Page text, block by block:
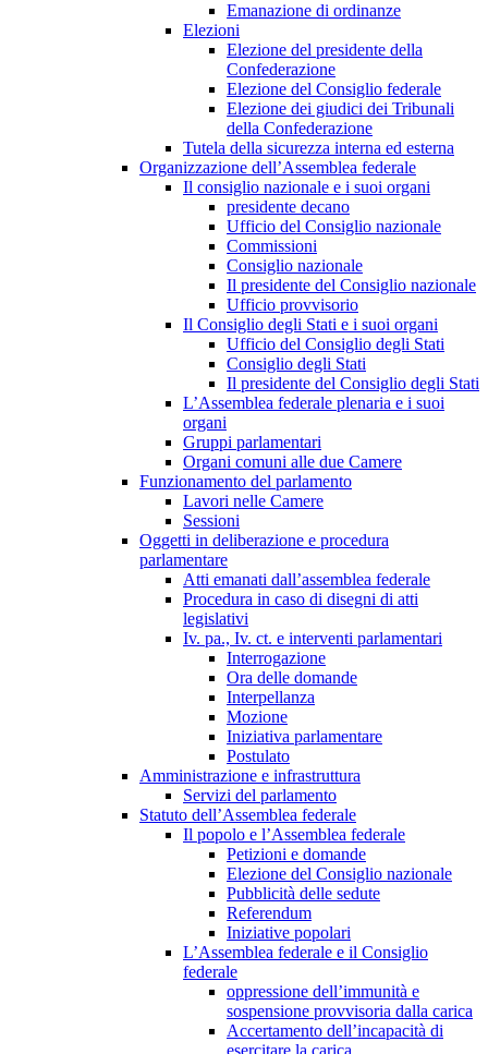
Emanazione di ordinanze
Elezioni
Elezione del presidente della
Confederazione
Elezione del Consiglio federale
Elezione dei giudici dei Tribunali
della Confederazione
Tutela della sicurezza interna ed esterna
Organizzazione dell’Assemblea federale
Il consiglio nazionale e i suoi organi
presidente decano
Ufficio del Consiglio nazionale
Commissioni
Consiglio nazionale
Il presidente del Consiglio nazionale
Ufficio provvisorio
Il Consiglio degli Stati e i suoi organi
Ufficio del Consiglio degli Stati
Consiglio degli Stati
Il presidente del Consiglio degli Stati
L’Assemblea federale plenaria e i suoi
organi
Gruppi parlamentari
Organi comuni alle due Camere
Funzionamento del parlamento
Lavori nelle Camere
Sessioni
Oggetti in deliberazione e procedura
parlamentare
Atti emanati dall’assemblea federale
Procedura in caso di disegni di atti
legislativi
Iv. pa., Iv. ct. e interventi parlamentari
Interrogazione
Ora delle domande
Interpellanza
Mozione
Iniziativa parlamentare
Postulato
Amministrazione e infrastruttura
Servizi del parlamento
Statuto dell’Assemblea federale
Il popolo e l’Assemblea federale
Petizioni e domande
Elezione del Consiglio nazionale
Pubblicità delle sedute
Referendum
Iniziative popolari
L’Assemblea federale e il Consiglio
federale
oppressione dell’immunità e
sospensione provvisoria dalla carica
Accertamento dell’incapacità di